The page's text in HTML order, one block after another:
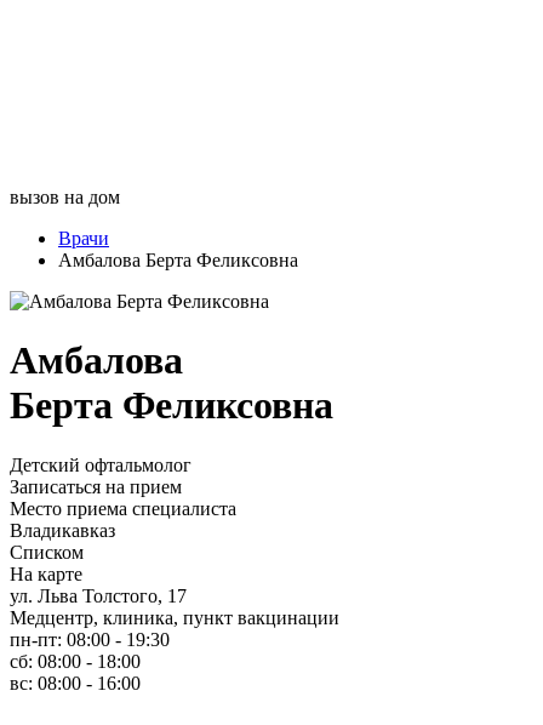
вызов на дом
Врачи
Амбалова Берта Феликсовна
Амбалова
Берта Феликсовна
Детский офтальмолог
Записаться на прием
Место приема специалиста
Владикавказ
Списком
На карте
ул. Льва Толстого, 17
Медцентр, клиника, пункт вакцинации
пн-пт: 08:00 - 19:30
сб: 08:00 - 18:00
вс: 08:00 - 16:00